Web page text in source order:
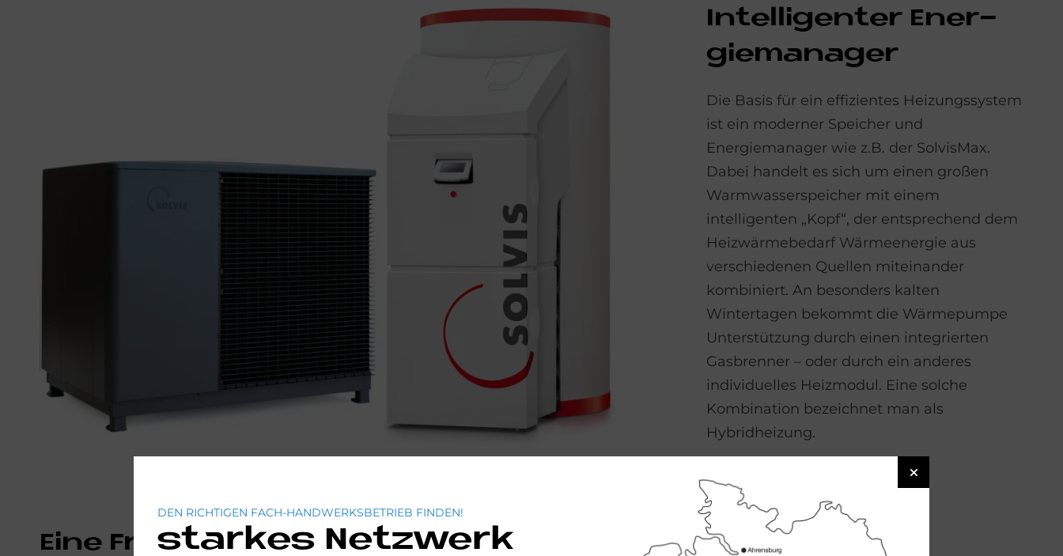
In­tel­li­gen­ter En­er­
gie­ma­na­ger
Die Basis für ein effizientes Heizungssystem
ist ein moderner Speicher und
Energiemanager wie z.B. der SolvisMax.
Dabei handelt es sich um einen großen
Warmwasserspeicher mit einem
intelligenten „Kopf“, der entsprechend dem
Heizwärmebedarf Wärmeenergie aus
verschiedenen Quellen miteinander
kombiniert. An besonders kalten
Wintertagen bekommt die Wärmepumpe
Unterstützung durch einen integrierten
Gasbrenner – oder durch ein anderes
individuelles Heizmodul. Eine solche
Kombination bezeichnet man als
Hybridheizung.
Eine Fra­ge der Ein­stel­lung
DEN RICHTIGEN FACH-HANDWERKSBETRIEB FINDEN!
starkes Netzwerk